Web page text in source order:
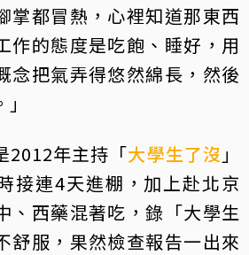
掌都冒熱，心裡知道那東西
作的態度是吃飽、睡好，用
念把氣弄得悠然綿長，然後
2012年主持「大學生了沒 」
接連4天進棚，加上赴北京
、西藥混著吃，錄「大學生
舒服，果然檢查報告一出來